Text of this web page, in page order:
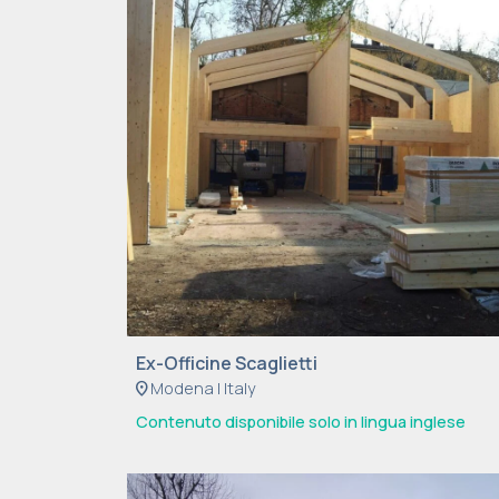
Ex-Officine Scaglietti
location_onModena | Italy
Contenuto disponibile solo in lingua inglese